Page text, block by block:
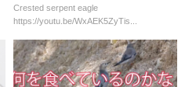
Crested serpent eagle
https://youtu.be/WxAEK5ZyTis...